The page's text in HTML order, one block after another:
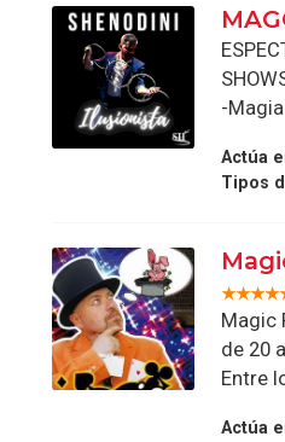
-
Actúa
Tipos
Magic
de 20
Entre
Actúa